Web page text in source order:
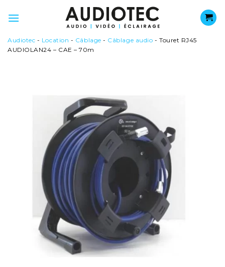
au
Audiotec - Location - Câblage - Câblage audio - Touret RJ45
AUDIOLAN24 – CAE – 70m